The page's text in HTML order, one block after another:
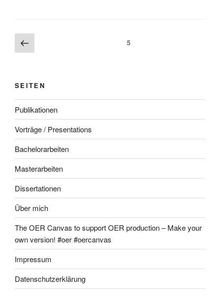
Beitragsnavigation
Vorherige
Seite
Seite5
SEITEN
Publikationen
Vorträge / Presentations
Bachelorarbeiten
Masterarbeiten
Dissertationen
Über mich
The OER Canvas to support OER production – Make your
own version! #oer #oercanvas
Impressum
Datenschutzerklärung